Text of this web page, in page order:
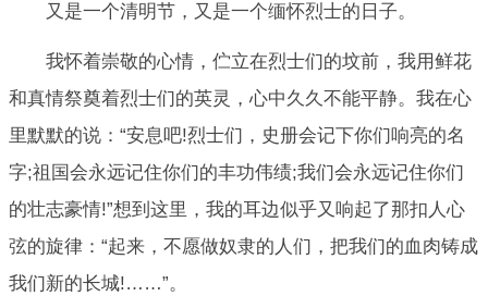
又是一个清明节，又是一个缅怀烈士的日子。
我怀着崇敬的心情，伫立在烈士们的坟前，我用鲜花
和真情祭奠着烈士们的英灵，心中久久不能平静。我在心
里默默的说：“安息吧!烈士们，史册会记下你们响亮的名
字;祖国会永远记住你们的丰功伟绩;我们会永远记住你们
的壮志豪情!”想到这里，我的耳边似乎又响起了那扣人心
弦的旋律：“起来，不愿做奴隶的人们，把我们的血肉铸成
我们新的长城!……”。